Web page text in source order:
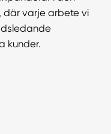
där varje arbete vi
kunder.